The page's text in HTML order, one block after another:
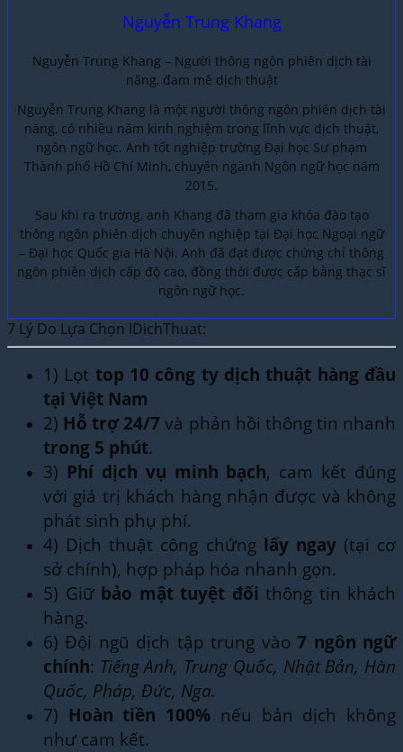
Nguyễn Trung Khang
Nguyễn Trung Khang – Người thông ngôn phiên dịch tài
năng, đam mê dịch thuật
Nguyễn Trung Khang là một người thông ngôn phiên dịch tài
năng, có nhiều năm kinh nghiệm trong lĩnh vực dịch thuật,
ngôn ngữ học. Anh tốt nghiệp trường Đại học Sư phạm
Thành phố Hồ Chí Minh, chuyên ngành Ngôn ngữ học năm
2015.
Sau khi ra trường, anh Khang đã tham gia khóa đào tạo
thông ngôn phiên dịch chuyên nghiệp tại Đại học Ngoại ngữ
– Đại học Quốc gia Hà Nội. Anh đã đạt được chứng chỉ thông
ngôn phiên dịch cấp độ cao, đồng thời được cấp bằng thạc sĩ
ngôn ngữ học.
7 Lý Do Lựa Chọn IDichThuat:
1) Lọt top 10 công ty dịch thuật hàng đầu
tại Việt Nam
2) Hỗ trợ 24/7 và phản hồi thông tin nhanh
trong 5 phút.
3) Phí dịch vụ minh bạch, cam kết đúng
với giá trị khách hàng nhận được và không
phát sinh phụ phí.
4) Dịch thuật công chứng lấy ngay(tại cơ
sở chính), hợp pháp hóa nhanh gọn.
5) Giữ bảo mật tuyệt đối thông tin khách
hàng.
6) Đội ngũ dịch tập trung vào7 ngôn ngữ
chính: Tiếng Anh, Trung Quốc, Nhật Bản, Hàn
Quốc, Pháp, Đức, Nga.
7) Hoàn tiền 100% nếu bản dịch không
như cam kết.